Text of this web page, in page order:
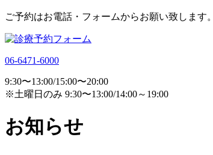
ご予約はお電話・フォームからお願い致します。
06-6471-6000
9:30〜13:00/15:00〜20:00
※土曜日のみ 9:30〜13:00/14:00～19:00
お知らせ